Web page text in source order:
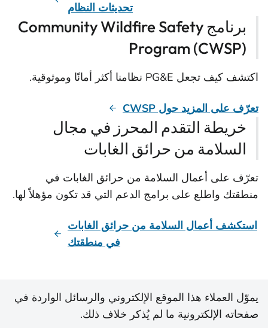
تحديثات النظام
برنامج Community Wildfire Safety
Program (CWSP)
اكتشف كيف تجعل PG&E نظامنا أكثر أمانًا وموثوقية.
تعرّف على المزيد حول CWSP
خريطة التقدم المحرز في مجال
السلامة من حرائق الغابات
تعرّف على أعمال السلامة من حرائق الغابات في
منطقتك واطلع على برامج الدعم التي قد تكون مؤهلاً لها.
استكشف أعمال السلامة من حرائق الغابات
في منطقتك
يموّل العملاء هذا الموقع الإلكتروني والرسائل الواردة في
صفحاته الإلكترونية ما لم يُذكر خلاف ذلك.